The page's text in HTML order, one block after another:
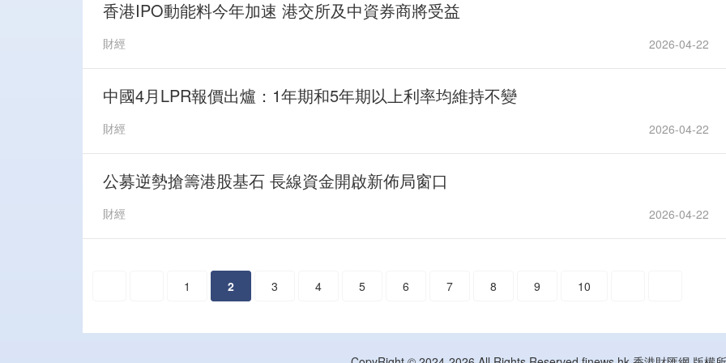
香港IPO動能料今年加速 港交所及中資券商將受益
財經 2026-04-22
中國4月LPR報價出爐：1年期和5年期以上利率均維持不變
財經 2026-04-22
公募逆勢搶籌港股基石 長線資金開啟新佈局窗口
財經 2026-04-22
1 2 3 4 5 6 7 8 9 10